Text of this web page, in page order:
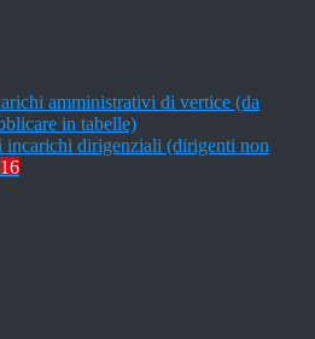
amministrativi di vertice (da
in tabelle)
incarichi dirigenziali (dirigenti non
16